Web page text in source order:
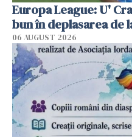
Europa League: U'
bun în deplasarea de
06 AUGUST 2026